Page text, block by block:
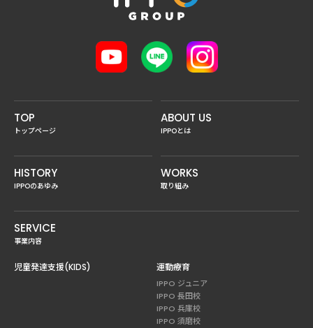
TOP
トップページ
ABOUT US
IPPOとは
HISTORY
IPPOのあゆみ
WORKS
取り組み
SERVICE
事業内容
児童発達支援(KIDS) 運動療育
IPPO ジュニア
IPPO 長田校
IPPO 兵庫校
IPPO 須磨校